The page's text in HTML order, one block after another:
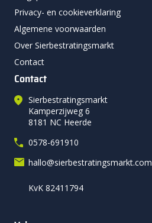
Privacy- en cookieverklaring
Algemene voorwaarden
Over Sierbestratingsmarkt
Contact
Contact
Sierbestratingsmarkt
Kamperzijweg 6
8181 NC Heerde
0578-691910
hallo@sierbestratingsmarkt.com
KvK 82411794